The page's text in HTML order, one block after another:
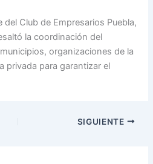
Club de Empresarios Puebla,
la coordinación del
organizaciones de la
privada para garantizar el
SIGUIENTE